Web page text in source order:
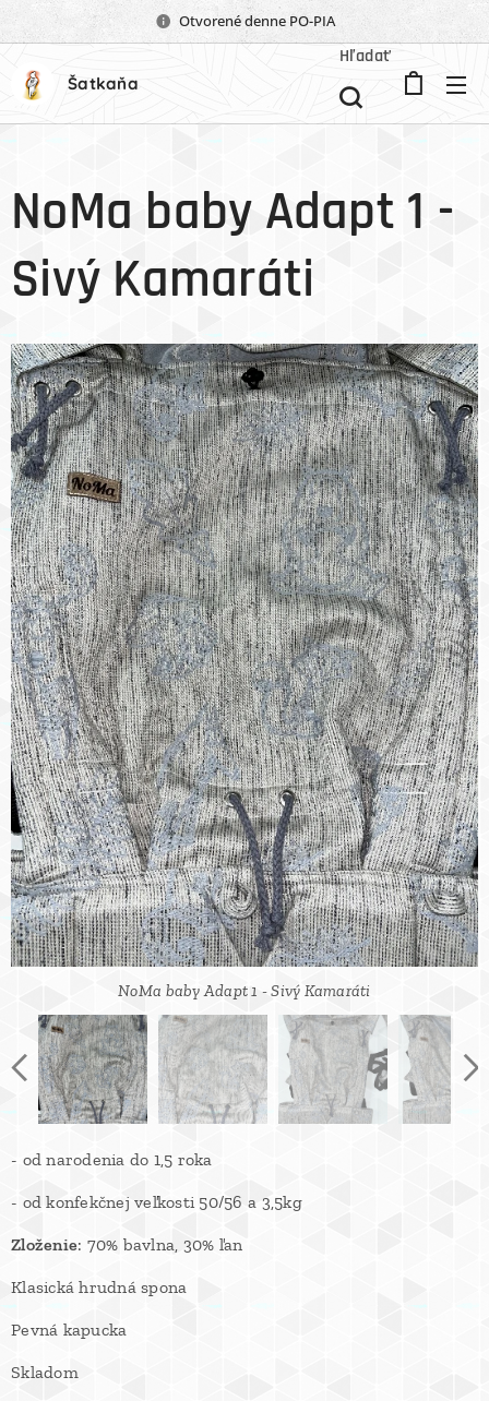
Otvorené denne PO-PIA
Šatkaňa
Hľadať
NoMa baby Adapt 1 -
Sivý Kamaráti
NoMa baby Adapt 1 - Sivý Kamaráti
NoMa baby Adapt 1 - Sivý Kamaráti
NoMa baby Adapt 1 - Sivý Kamaráti
Sivy kamaráti
- od narodenia do 1,5 roka
- od konfekčnej veľkosti 50/56 a 3,5kg
Zloženie: 70% bavlna, 30% ľan
Klasická hrudná spona
Pevná kapucka
Skladom